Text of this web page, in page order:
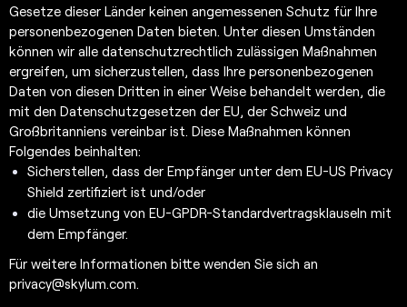
Gesetze dieser Länder keinen angemessenen Schutz für Ihre
personenbezogenen Daten bieten. Unter diesen Umständen
können wir alle datenschutzrechtlich zulässigen Maßnahmen
ergreifen, um sicherzustellen, dass Ihre personenbezogenen
Daten von diesen Dritten in einer Weise behandelt werden, die
mit den Datenschutzgesetzen der EU, der Schweiz und
Großbritanniens vereinbar ist. Diese Maßnahmen können
Folgendes beinhalten:
Sicherstellen, dass der Empfänger unter dem EU-US Privacy
Shield zertifiziert ist und/oder
die Umsetzung von EU-GPDR-Standardvertragsklauseln mit
dem Empfänger.
Für weitere Informationen bitte wenden Sie sich an
privacy@skylum.com.